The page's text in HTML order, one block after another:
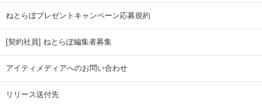
ねとらぼプレゼントキャンペーン応募規約
[契約社員] ねとらぼ編集者募集
アイティメディアへのお問い合わせ
リリース送付先